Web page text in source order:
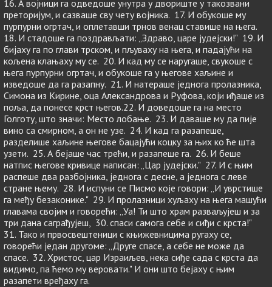
16. А војници га одведоше унутра у двориште у такозвани
преторијум, и сазваше сву чету војника. 17. И обукоше му
пурпурни огртач, и оплетавши трнов венац ставише на њега.
18. И стадоше га поздрављати: „Здраво, царе јудејски!" 19. И
бијаху га по глави трском, и пљуваху на њега, и падајући на
кољена клањаху му се. 20. И кад му се наругаше, свукоше с
њега пурпурни огртач, и обукоше га у његове хаљине и
изведоше да га разапну. 21. И натераше једнога пролазника,
Симона из Кирине, оца Александрова и Руфова, који иђаше из
поља, да понесе крст његов.22. И доведоше га на место
Голготу, што значи: Место лобање. 23. И даваше му да пије
вино са смирном, а он не узе. 24. И кад га разапеше,
разделише хаљине његове бацајући коцку за њих ко ће шта
узети. 25. А бејаше час трећи, и разапеше га. 26. И беше
натпис његове кривице написан: „Цар јудејски." 27. И с њим
распеше два разбојника, једнога с десне, а једнога с леве
стране њему. 28. И испуни се Писмо које говори: „И уврстише
га међу безаконике." 29. И пролазници хуљаху на њега машући
главама својим и говорећи: „Уа! Ти што храм разваљујеш и за
три дана саграђујеш, 30. спаси самога себе и сиђи с крста!"
31. Тако и првосвештеници с књижевницима ругаху се,
говорећи један другоме: „Друге спасе, а себе не може да
спасе. 32. Христос, цар Израиљев, нека сиђе сада с крста да
видимо, па ћемо му веровати." И они што бејаху с њим
разапети вређаху га.